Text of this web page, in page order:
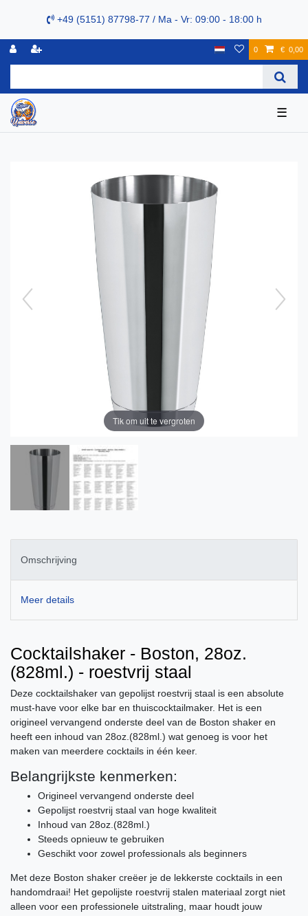
+49 (5151) 87798-77 / Ma - Vr: 09:00 - 18:00 h
0 € 0,00
☰
Tik om uit te vergroten
Omschrijving
Meer details
Cocktailshaker - Boston, 28oz.
(828ml.) - roestvrij staal
Deze cocktailshaker van gepolijst roestvrij staal is een absolute
must-have voor elke bar en thuiscocktailmaker. Het is een
origineel vervangend onderste deel van de Boston shaker en
heeft een inhoud van 28oz.(828ml.) wat genoeg is voor het
maken van meerdere cocktails in één keer.
Belangrijkste kenmerken:
Origineel vervangend onderste deel
Gepolijst roestvrij staal van hoge kwaliteit
Inhoud van 28oz.(828ml.)
Steeds opnieuw te gebruiken
Geschikt voor zowel professionals als beginners
Met deze Boston shaker creëer je de lekkerste cocktails in een
handomdraai! Het gepolijste roestvrij stalen materiaal zorgt niet
alleen voor een professionele uitstraling, maar houdt jouw